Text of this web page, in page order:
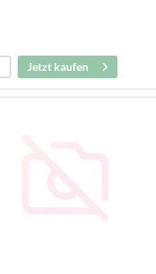
Jetzt kaufen